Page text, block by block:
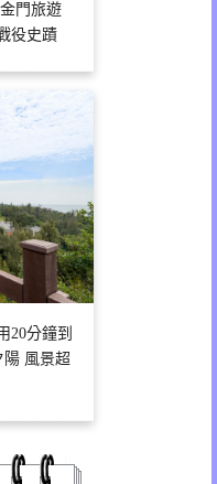
門旅遊
役史蹟
20分鐘到
風景超